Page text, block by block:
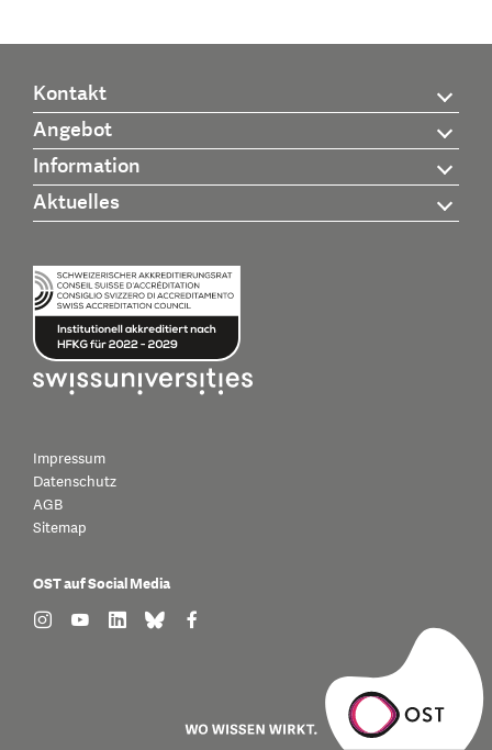
Kontakt
Angebot
Information
Aktuelles
Impressum
Datenschutz
AGB
Sitemap
OST auf Social Media
find us on: instagram
find us on: youtube
find us on: linkedin
find us on: bluesky
find us on: facebook